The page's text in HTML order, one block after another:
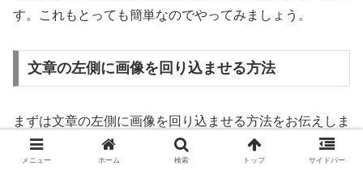
す。これもとっても簡単なのでやってみましょう。
文章の左側に画像を回り込ませる方法
まずは文章の左側に画像を回り込ませる方法をお伝えしま
す。
メニュー ホーム 検索 トップ サイドバー